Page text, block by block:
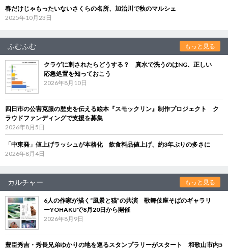
春だけじゃもったいないさくらの名所、加治川で秋のマルシェ
2025年10月23日
ふむふむ もっと見る
クラゲに刺されたらどうする？ 真水で洗うのはNG、正しい
応急処置を知っておこう
2026年8月10日
四日市の公害克服の歴史を伝える絵本『スモックリン』制作プロジェクト ク
ラウドファンディングで支援を募集
2026年8月5日
「中東発」値上げラッシュが本格化 飲食料品値上げ、約3年ぶりの多さに
2026年8月4日
カルチャー もっと見る
6人の作家が描く“風景と猫”の共演 歌舞伎座そばのギャラリ
ーYOHAKUで8月20日から開催
2026年8月9日
豊臣秀吉・秀長兄弟ゆかりの地を巡るスタンプラリーがスタート 和歌山市内5